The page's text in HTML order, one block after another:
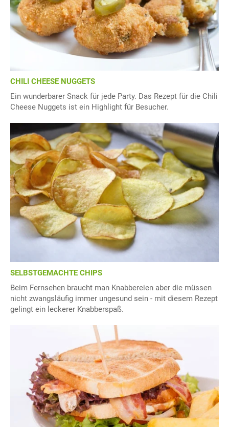
CHILI CHEESE NUGGETS
Ein wunderbarer Snack für jede Party. Das Rezept für die Chili
Cheese Nuggets ist ein Highlight für Besucher.
SELBSTGEMACHTE CHIPS
Beim Fernsehen braucht man Knabbereien aber die müssen
nicht zwangsläufig immer ungesund sein - mit diesem Rezept
gelingt ein leckerer Knabberspaß.